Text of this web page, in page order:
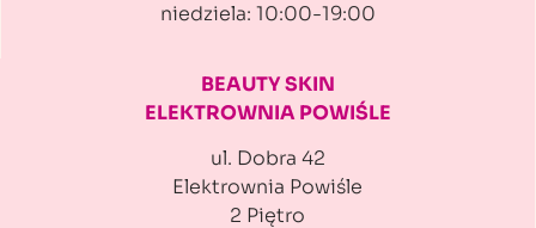
niedziela: 10:00-19:00
BEAUTY SKIN
ELEKTROWNIA POWIŚLE
ul. Dobra 42
Elektrownia Powiśle
2 Piętro